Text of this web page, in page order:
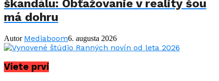
škandálu: Obťažovanie v reality šou
má dohru
Autor Mediaboom6. augusta 2026
Viete prví